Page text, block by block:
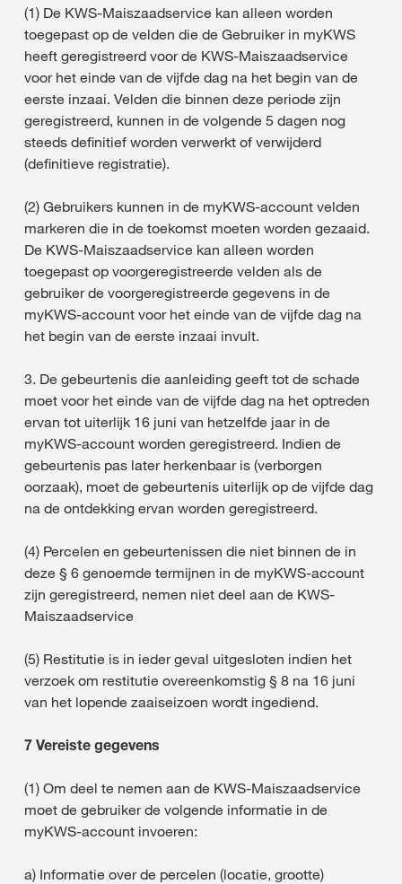
(1) De KWS-Maiszaadservice kan alleen worden
toegepast op de velden die de Gebruiker in myKWS
heeft geregistreerd voor de KWS-Maiszaadservice
voor het einde van de vijfde dag na het begin van de
eerste inzaai. Velden die binnen deze periode zijn
geregistreerd, kunnen in de volgende 5 dagen nog
steeds definitief worden verwerkt of verwijderd
(definitieve registratie).
(2) Gebruikers kunnen in de myKWS-account velden
markeren die in de toekomst moeten worden gezaaid.
De KWS-Maiszaadservice kan alleen worden
toegepast op voorgeregistreerde velden als de
gebruiker de voorgeregistreerde gegevens in de
myKWS-account voor het einde van de vijfde dag na
het begin van de eerste inzaai invult.
3. De gebeurtenis die aanleiding geeft tot de schade
moet voor het einde van de vijfde dag na het optreden
ervan tot uiterlijk 16 juni van hetzelfde jaar in de
myKWS-account worden geregistreerd. Indien de
gebeurtenis pas later herkenbaar is (verborgen
oorzaak), moet de gebeurtenis uiterlijk op de vijfde dag
na de ontdekking ervan worden geregistreerd.
(4) Percelen en gebeurtenissen die niet binnen de in
deze § 6 genoemde termijnen in de myKWS-account
zijn geregistreerd, nemen niet deel aan de KWS-
Maiszaadservice
(5) Restitutie is in ieder geval uitgesloten indien het
verzoek om restitutie overeenkomstig § 8 na 16 juni
van het lopende zaaiseizoen wordt ingediend.
7 Vereiste gegevens
(1) Om deel te nemen aan de KWS-Maiszaadservice
moet de gebruiker de volgende informatie in de
myKWS-account invoeren:
a) Informatie over de percelen (locatie, grootte)